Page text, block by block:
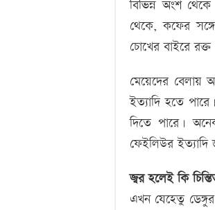
বিভিন্ন অংশ
থেকে, কফের
চোখের বাইরে
মেয়েদের বেলায়
ইত্যাদি হতে
দিতে পারে।
ফেইলিউর ইত্যাদি
জ্বর হলেই কি
এখন যেহেতু